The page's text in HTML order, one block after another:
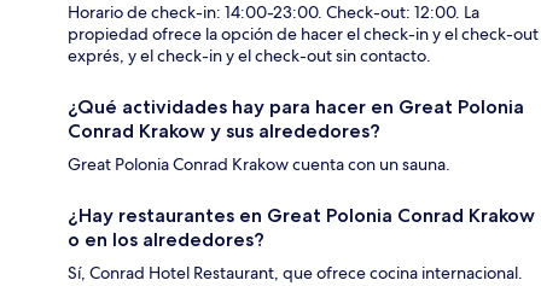
Horario de check-in: 14:00-23:00. Check-out: 12:00. La
propiedad ofrece la opción de hacer el check-in y el check-out
exprés, y el check-in y el check-out sin contacto.
¿Qué actividades hay para hacer en Great Polonia
Conrad Krakow y sus alrededores?
Great Polonia Conrad Krakow cuenta con un sauna.
¿Hay restaurantes en Great Polonia Conrad Krakow
o en los alrededores?
Sí, Conrad Hotel Restaurant, que ofrece cocina internacional.